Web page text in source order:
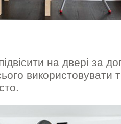
на двері за
використовувати